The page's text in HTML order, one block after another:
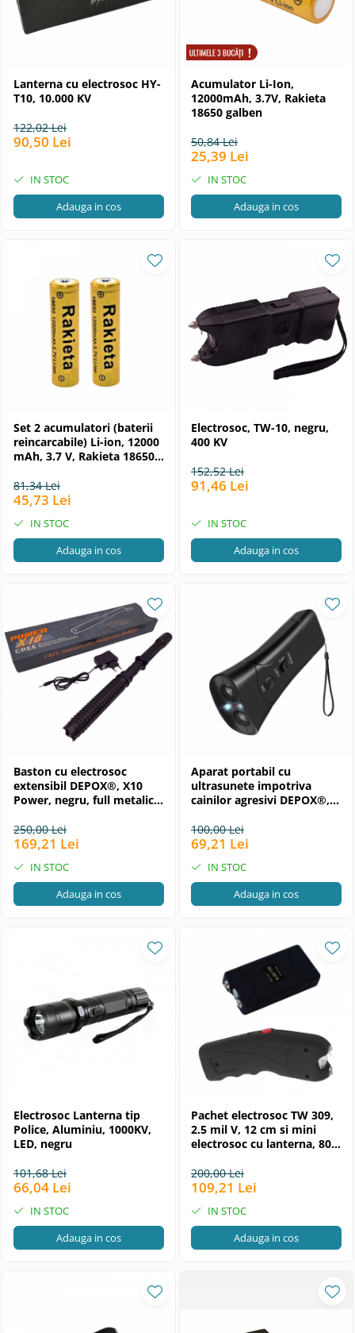
Lanterna cu electrosoc HY-
T10, 10.000 KV
122,02 Lei
90,50 Lei
IN STOC
Adauga in cos
Acumulator Li-Ion,
12000mAh, 3.7V, Rakieta
18650 galben
50,84 Lei
25,39 Lei
IN STOC
Adauga in cos
Set 2 acumulatori (baterii
reincarcabile) Li-ion, 12000
mAh, 3.7 V, Rakieta 18650
81,34 Lei
45,73 Lei
IN STOC
Adauga in cos
Electrosoc, TW-10, negru,
400 KV
152,52 Lei
91,46 Lei
IN STOC
Adauga in cos
Baston cu electrosoc
extensibil DEPOX®, X10
Power, negru, full metalic,
250,00 Lei
169,21 Lei
IN STOC
Adauga in cos
Aparat portabil cu
ultrasunete impotriva
cainilor agresivi DEPOX®,
cm, negru
100,00 Lei
69,21 Lei
IN STOC
Adauga in cos
Electrosoc Lanterna tip
Police, Aluminiu, 1000KV,
LED, negru
101,68 Lei
66,04 Lei
IN STOC
Adauga in cos
Pachet electrosoc TW 309,
2.5 mil V, 12 cm si mini
electrosoc cu lanterna, 800
200,00 Lei
109,21 Lei
IN STOC
Adauga in cos